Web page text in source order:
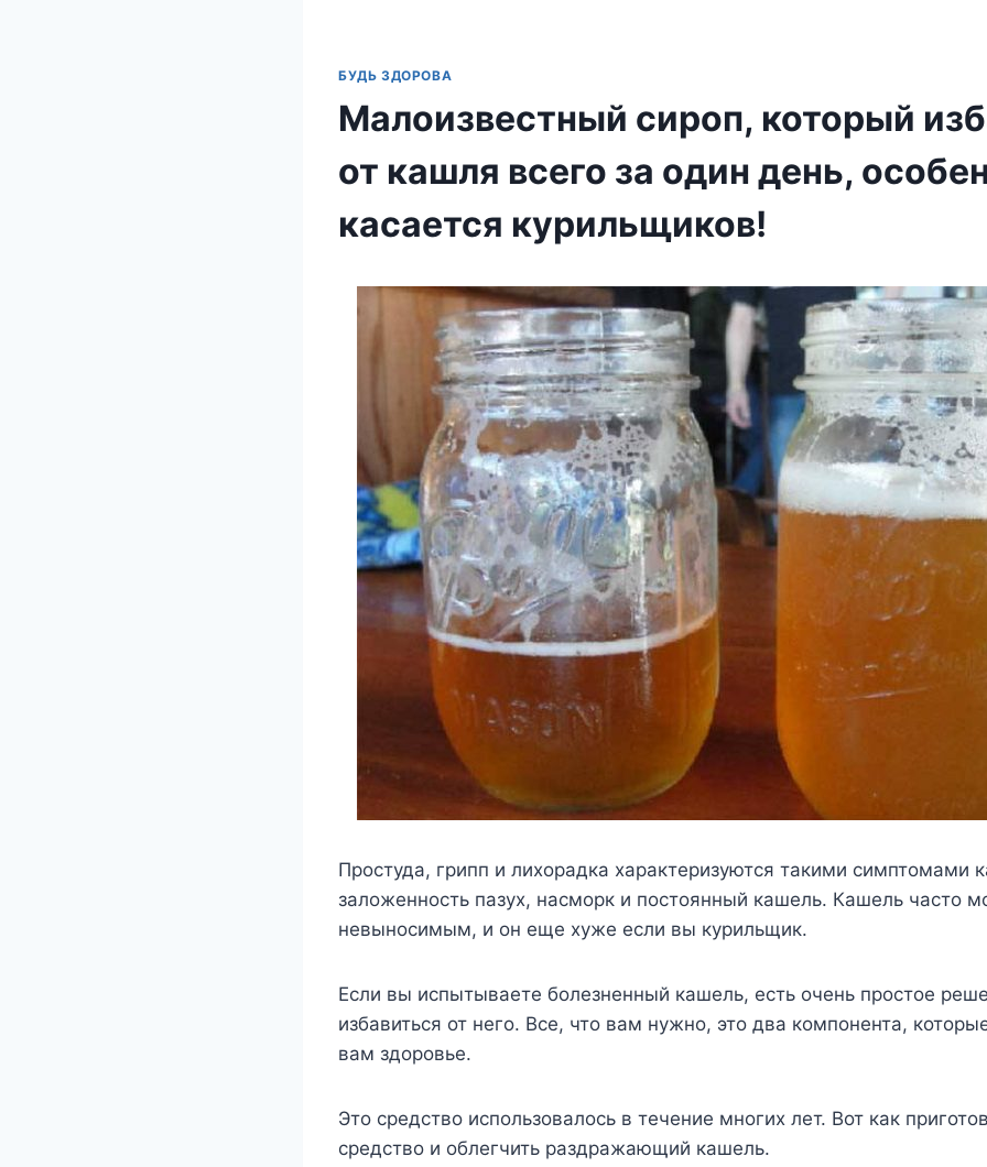
БУДЬ ЗДОРОВА
Малоизвестный сироп, который
от кашля всего за один день,
касается курильщиков!
Простуда, грипп и лихорадка характеризуются такими симптомами
заложенность пазух, насморк и постоянный кашель. Кашель часто
невыносимым, и он еще хуже если вы курильщик.
Если вы испытываете болезненный кашель, есть очень простое
избавиться от него. Все, что вам нужно, это два компонента,
вам здоровье.
Это средство использовалось в течение многих лет. Вот как
средство и облегчить раздражающий кашель.